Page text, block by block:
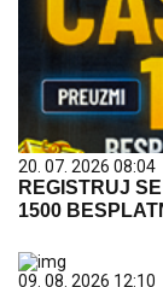
20. 07. 2026 08:04
REGISTRUJ
1500
09. 08. 2026 12:10